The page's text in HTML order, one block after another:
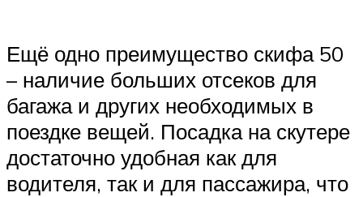
Ещё одно преимущество скифа 50
– наличие больших отсеков для
багажа и других необходимых в
поездке вещей. Посадка на скутере
достаточно удобная как для
водителя, так и для пассажира, что